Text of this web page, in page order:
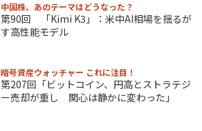
中国株、あのテーマはどうなった？
第90回 「Kimi K3」：米中AI相場を揺るが
す高性能モデル
暗号資産ウォッチャー これに注目！
第207回「ビットコイン、円高とストラテジ
ー売却が重し 関心は静かに変わった」